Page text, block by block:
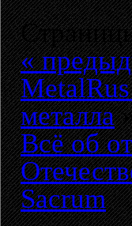
«
металла
Всё об
Sacrum